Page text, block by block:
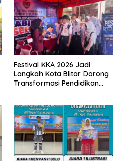
Festival KKA 2026 Jadi
Langkah Kota Blitar Dorong
Transformasi Pendidikan